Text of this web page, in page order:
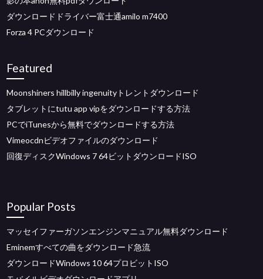
ダウンロードドライバー富士通amilo m7400
Forza 4 PCダウンロード
Featured
Moonshiners hillbilly ingenuityトレントダウンロード
タブレットにtutu app vipをダウンロードする方法
PCでiTunesから無料でダウンロードする方法
Vimeocdnビデオファイルのダウンロード
回復ディスクWindows 7 64ビットダウンロードISO
Popular Posts
マッセイファーガソンエンジンマニュアル無料ダウンロード
Eminemすべての曲をダウンロード急流
ダウンロードWindows 10 64プロビットISO